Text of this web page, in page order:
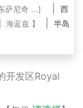
萨尼奇 ...]
西
海蓝兹 】
半岛
开发区Royal